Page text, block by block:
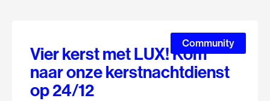
Community
Vier kerst met LUX! Kom
naar onze kerstnachtdienst
op 24/12